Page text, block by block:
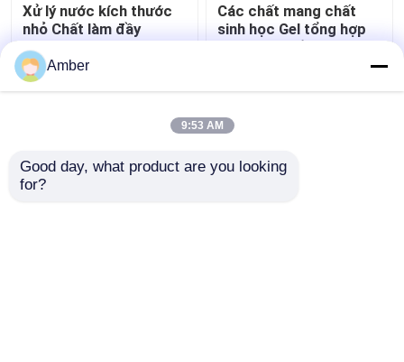
Xử lý nước kích thước
nhỏ Chất làm đầy
polymer composite Gel
Biocarriers
Giá tốt nhất
Các chất mang chất
sinh học Gel tổng hợp
Polymer khối với PH áp
Giá tốt nhất
Amber
9:53 AM
Good day, what product are you looking
for?